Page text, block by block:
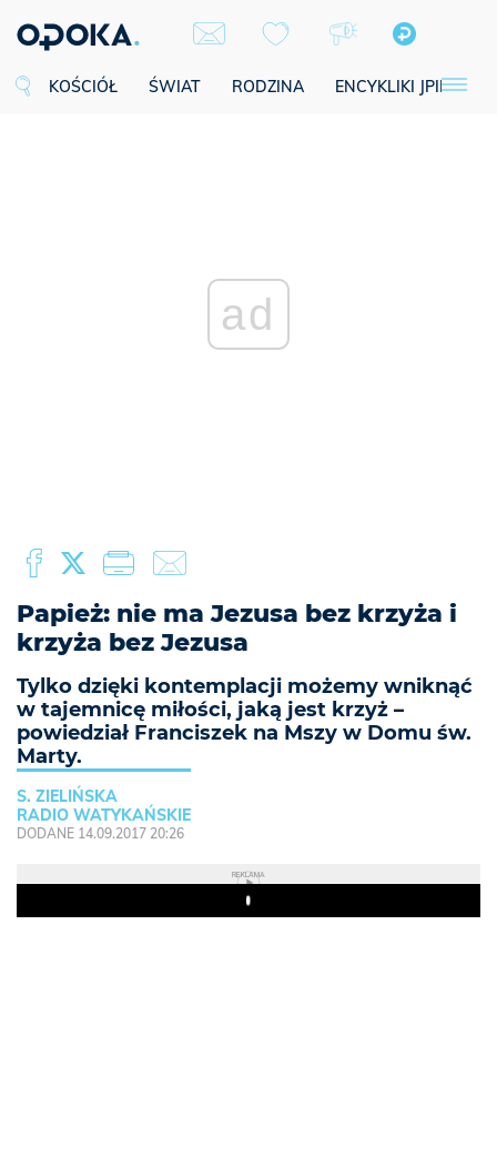
KOŚCIÓŁ ŚWIAT RODZINA ENCYKLIKI JPII
ad
Papież: nie ma Jezusa bez krzyża i
krzyża bez Jezusa
Tylko dzięki kontemplacji możemy wniknąć
w tajemnicę miłości, jaką jest krzyż –
powiedział Franciszek na Mszy w Domu św.
Marty.
S. ZIELIŃSKA
RADIO WATYKAŃSKIE
DODANE 14.09.2017 20:26
REKLAMA
Play